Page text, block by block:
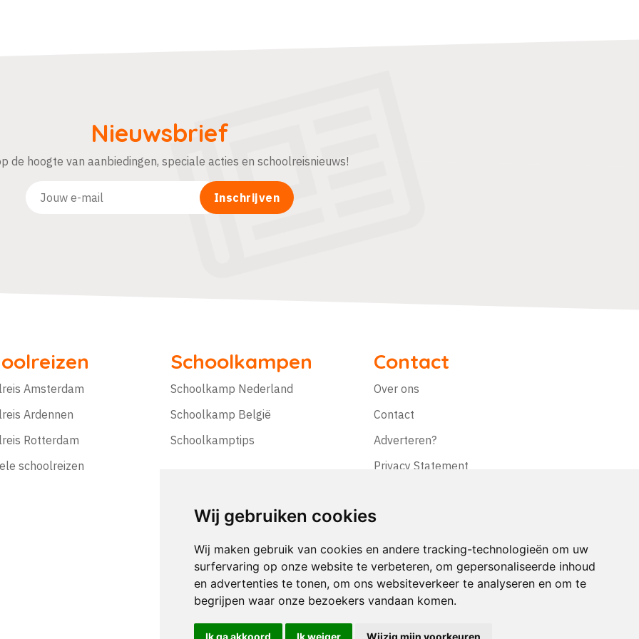
Wij gebruiken cookies
Wij maken gebruik van cookies en andere tracking-technologieën om uw
surfervaring op onze website te verbeteren, om gepersonaliseerde inhoud
en advertenties te tonen, om ons websiteverkeer te analyseren en om te
begrijpen waar onze bezoekers vandaan komen.
Ik ga akkoord Ik weiger Wijzig mijn voorkeuren
Nieuwsbrief
de hoogte van aanbiedingen, speciale acties en schoolreisnieuws!
Amsterdam
Ardennen
Rotterdam
schoolreizen
Schoolkampen
Schoolkamp Nederland
Schoolkamp België
Schoolkamptips
Contact
Over ons
Contact
Adverteren?
Privacy Statement